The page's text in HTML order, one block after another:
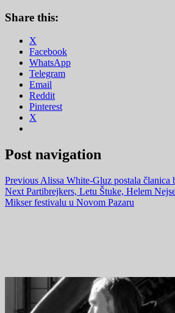
Share this:
X
Facebook
WhatsApp
Telegram
Email
Reddit
Pinterest
X
Post navigation
Previous Alissa White-Gluz postala članica
Next Partibrejkers, Letu Štuke, Helem
Mikser festivalu u Novom Pazaru